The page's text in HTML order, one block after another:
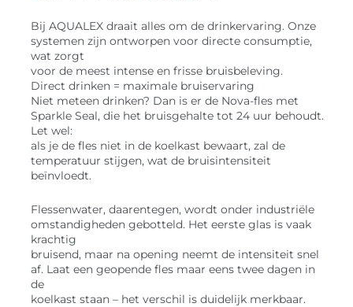
Bij AQUALEX draait alles om de drinkervaring. Onze
systemen zijn ontworpen voor directe consumptie,
wat zorgt
voor de meest intense en frisse bruisbeleving.
Direct drinken = maximale bruiservaring
Niet meteen drinken? Dan is er de Nova-fles met
Sparkle Seal, die het bruisgehalte tot 24 uur behoudt.
Let wel:
als je de fles niet in de koelkast bewaart, zal de
temperatuur stijgen, wat de bruisintensiteit
beïnvloedt.
Flessenwater, daarentegen, wordt onder industriële
omstandigheden gebotteld. Het eerste glas is vaak
krachtig
bruisend, maar na opening neemt de intensiteit snel
af. Laat een geopende fles maar eens twee dagen in
de
koelkast staan – het verschil is duidelijk merkbaar.